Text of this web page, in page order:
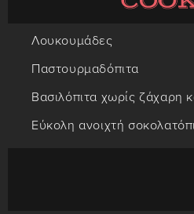
Λουκουμάδες
Παστουρμαδόπιτα
Βασιλόπιτα χωρίς ζάχαρη
Εύκολη ανοιχτή